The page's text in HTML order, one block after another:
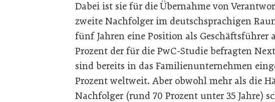
Dabei ist sie für die Übernahme von
zweite Nachfolger im deutschsprachigen
fünf Jahren eine Position als Geschäftsführer
Prozent der für die PwC-Studie befragten
sind bereits in das Familienunternehmen
Prozent weltweit. Aber obwohl mehr als die
Nachfolger (rund 70 Prozent unter 35 Jahre)